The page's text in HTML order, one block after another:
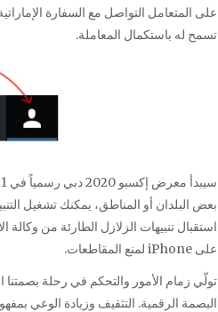
على المتعامل التواصل مع السفارة
تسمح له باستكمال المعاملة.
استقبال تنبيهات الزلازل الطارئة من وكالة
على iPhone لمنع المقاطعات.
تولّي زمام الأمور والتحكم في رحلة بصمتنا
البصمة الرقمية. التثقيف وزيادة الوعي